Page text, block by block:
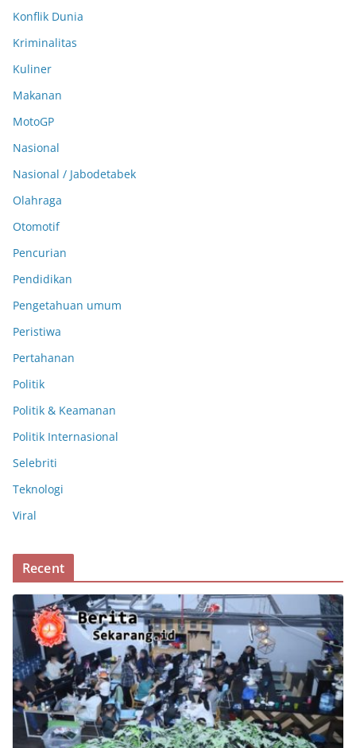
Konflik Dunia
Kriminalitas
Kuliner
Makanan
MotoGP
Nasional
Nasional / Jabodetabek
Olahraga
Otomotif
Pencurian
Pendidikan
Pengetahuan umum
Peristiwa
Pertahanan
Politik
Politik & Keamanan
Politik Internasional
Selebriti
Teknologi
Viral
Recent